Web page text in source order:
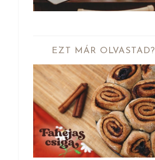
EZT MÁR OLVASTAD?